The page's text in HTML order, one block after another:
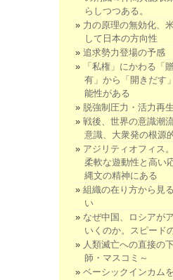
らしつつある。
力の原理の無効化、
して日本の方向性
追求勢力登場の予感
「私権」にかわる「
有」から「開きだす
能性がある
脱強制圧力・活力再
戦後、世界の意識潮
意識、大衆発の根源
アジリティオフィス
柔軟な遊動性と高い
縄文の精神にある
組織の在り方から見
い
なぜ中国、ロシアが
いくのか。スピード
人類滅亡への直接
師・マスコミ～
ベーシックインカム